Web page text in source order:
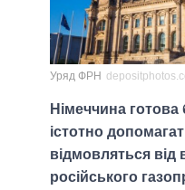
Уряд ФРН
Німеччина готова
істотно
відмовляться від
російського